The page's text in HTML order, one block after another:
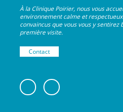
À la Clinique Poirier, nous vous
environnement calme et
convaincus que vous vous y sentirez
première visite.
Contact